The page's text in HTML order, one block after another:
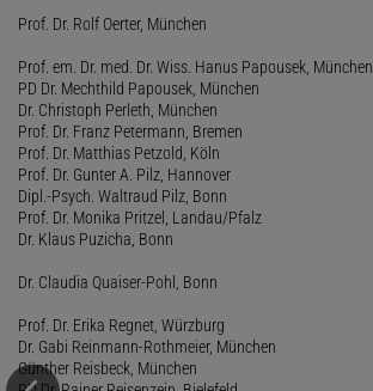
Prof. Dr. Rolf Oerter, München
Prof. em. Dr. med. Dr. Wiss. Hanus Papousek, München
PD Dr. Mechthild Papousek, München
Dr. Christoph Perleth, München
Prof. Dr. Franz Petermann, Bremen
Prof. Dr. Matthias Petzold, Köln
Prof. Dr. Gunter A. Pilz, Hannover
Dipl.-Psych. Waltraud Pilz, Bonn
Prof. Dr. Monika Pritzel, Landau/Pfalz
Dr. Klaus Puzicha, Bonn
Dr. Claudia Quaiser-Pohl, Bonn
Prof. Dr. Erika Regnet, Würzburg
Dr. Gabi Reinmann-Rothmeier, München
Günther Reisbeck, München